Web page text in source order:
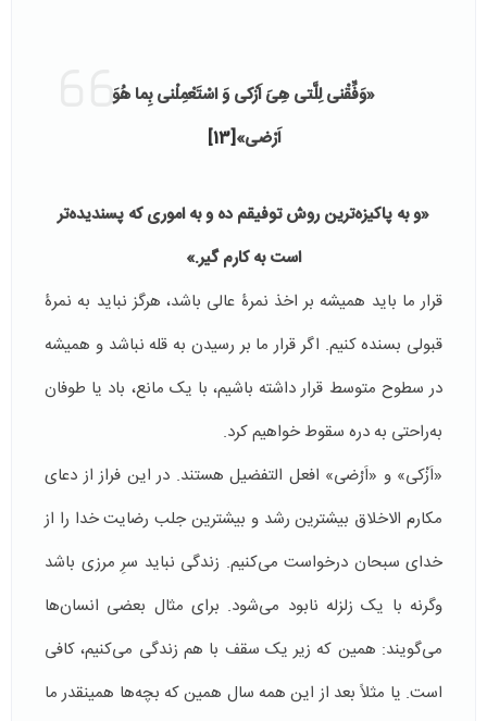
«وَفِّقْنى لِلَّتى هِىَ اَزْکى وَ اسْتَعْمِلْنى بِما هُوَ
اَرْضى»[13]
«‌و به پاکیزه‌ترین روش توفیقم ده و به اموری که پسندیده‌تر
است به کارم گیر.»
قرار ما باید همیشه بر اخذ نمرۀ عالی باشد، هرگز نباید به نمرۀ
قبولی بسنده کنیم. اگر قرار ما بر رسیدن به قله نباشد و همیشه
در سطوح متوسط قرار داشته باشیم، با یک مانع، باد یا طوفان
به‌راحتی به دره سقوط خواهیم کرد.
«اَزْکى» و «اَرْضى» افعل التفضیل هستند. در این فراز از دعای
مکارم الاخلاق بیشترین رشد و بیشترین جلب رضایت خدا را از
خدای سبحان درخواست می‌کنیم. زندگی نباید سرِ مرزی باشد
وگرنه با یک زلزله نابود می‌شود. برای مثال بعضی انسان‌ها
می‌گویند: همین که زیر یک سقف با هم زندگی می‌کنیم، کافی
است. یا مثلاً بعد از این همه سال همین که بچه‌ها همینقدر ما